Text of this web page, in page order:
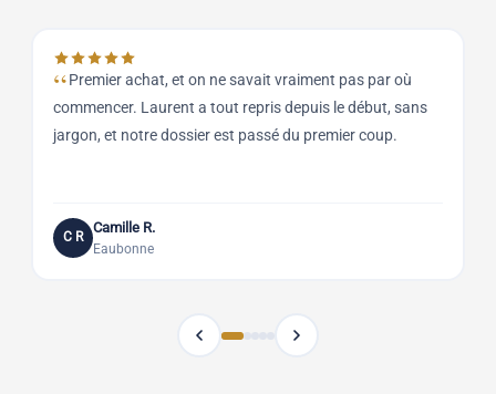
Premier achat, et on ne savait vraiment pas par où
commencer. Laurent a tout repris depuis le début, sans
jargon, et notre dossier est passé du premier coup.
C R
Camille R.
Eaubonne